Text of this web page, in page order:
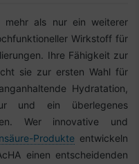
mehr als nur ein weiterer
Wirkstoff für
Ihre Fähigkeit zur
sie zur ersten Wahl für
Hydratation,
und ein überlegenes
Wer innovative und
Produkte entwickeln
einen entscheidenden